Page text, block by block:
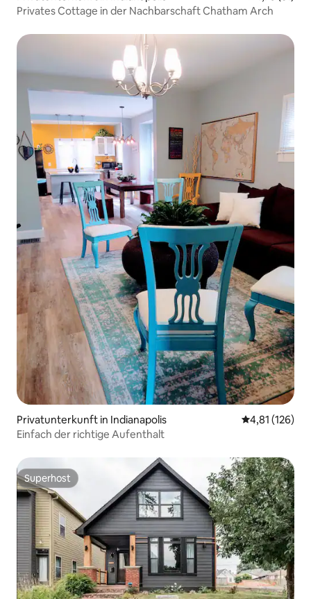
Privates Cottage in der Nachbarschaft Chatham Arch
Privatunterkunft in Indianapolis
4,81 (126)
Einfach der richtige Aufenthalt
Superhost
Superhost